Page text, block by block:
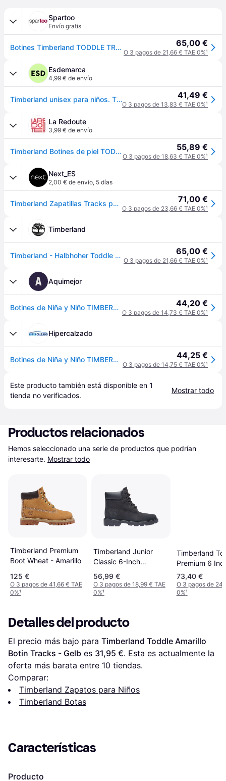
Spartoo
Envío gratis
Botines Timberland TODDLE TRACKS MID HOOK 65,00 €
O 3 pagos de 21,66 € TAE 0%¹
Esdemarca
4,99 € de envío
Timberland unisex para niños. TB0A1JVP2311 Botas de piel de media caña con cierre de velcro Toddle Tracks amarillo (26), Plano, Casual, moda - Amarillo, Plata 41,49 €
O 3 pagos de 13,83 € TAE 0%¹
La Redoute
3,99 € de envío
Timberland Botines de piel TODDLE TRACKS MID HOOK & LOOP. Talla 29. Color - miel 55,89 €
O 3 pagos de 18,63 € TAE 0%¹
Next_ES
2,00 € de envío, 5 días
Timberland Zapatillas Tracks para niños pequeños de Timberland 71,00 €
O 3 pagos de 23,66 € TAE 0%¹
Timberland
Timberland - Halbhoher Toddle Tracks Boot mit Klettverschluss für Kleinkinder in Gelb, Gelb, Größe: 23 65,00 €
O 3 pagos de 21,66 € TAE 0%¹
A Aquimejor
Botines de Niña y Niño TIMBERLAND TB0A1JVP2311 TODDLE TRACKS WHEAT 44,20 €
O 3 pagos de 14,73 € TAE 0%¹
Hipercalzado
Botines de Niña y Niño TIMBERLAND TB0A1JVP2311 TODDLE TRACKS WHEAT 44,25 €
O 3 pagos de 14,75 € TAE 0%¹
Este producto también está disponible en 1
tienda no verificados.
Mostrar todo
Productos relacionados
Hemos seleccionado una serie de productos que podrían
interesarte. Mostrar todo
Timberland Premium
Boot Wheat - Amarillo
125 €
O 3 pagos de 41,66 € TAE
0%¹
Timberland Junior
Classic 6-Inch
Waterproof Boot -
Black Nubuck
56,99 €
O 3 pagos de 18,99 € TAE
0%¹
Timberland
Premium 6
Waterproof
Wheat
73,40 €
O 3 pagos de
0%¹
Detalles del producto
El precio más bajo para Timberland Toddle Amarillo
Botin Tracks - Gelb es 31,95 €. Esta es actualmente la
oferta más barata entre 10 tiendas.
Comparar:
Timberland Zapatos para Niños
Timberland Botas
Características
Producto